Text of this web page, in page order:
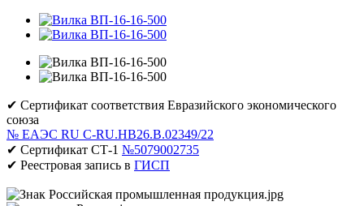
✔ Сертификат соответствия Евразийского экономического
союза
№ ЕАЭС RU C-RU.НВ26.В.02349/22
✔ Сертификат СТ-1 №5079002735
✔ Реестровая запись в ГИСП